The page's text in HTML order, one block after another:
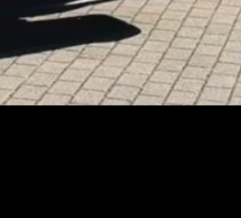
bei DHA Performance erfüllen